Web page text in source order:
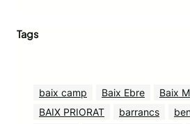
Tags
baix camp Baix Ebre
Baix
BAIX PRIORAT
barrancs